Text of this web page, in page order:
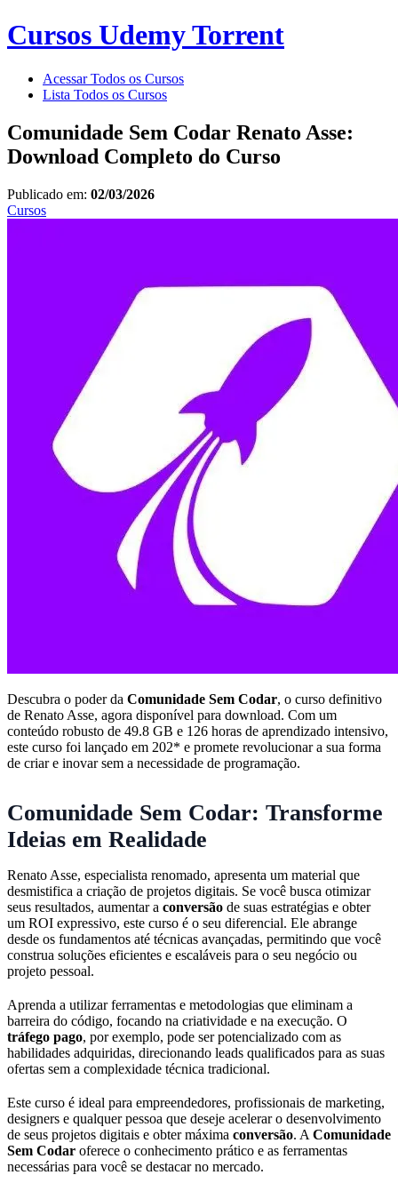
Cursos Udemy Torrent
Acessar Todos os Cursos
Lista Todos os Cursos
Comunidade Sem Codar Renato Asse:
Download Completo do Curso
Publicado em: 02/03/2026
Cursos
Descubra o poder da Comunidade Sem Codar, o curso definitivo
de Renato Asse, agora disponível para download. Com um
conteúdo robusto de 49.8 GB e 126 horas de aprendizado intensivo,
este curso foi lançado em 202* e promete revolucionar a sua forma
de criar e inovar sem a necessidade de programação.
Comunidade Sem Codar: Transforme
Ideias em Realidade
Renato Asse, especialista renomado, apresenta um material que
desmistifica a criação de projetos digitais. Se você busca otimizar
seus resultados, aumentar a conversão de suas estratégias e obter
um ROI expressivo, este curso é o seu diferencial. Ele abrange
desde os fundamentos até técnicas avançadas, permitindo que você
construa soluções eficientes e escaláveis para o seu negócio ou
projeto pessoal.
Aprenda a utilizar ferramentas e metodologias que eliminam a
barreira do código, focando na criatividade e na execução. O
tráfego pago, por exemplo, pode ser potencializado com as
habilidades adquiridas, direcionando leads qualificados para as suas
ofertas sem a complexidade técnica tradicional.
Este curso é ideal para empreendedores, profissionais de marketing,
designers e qualquer pessoa que deseje acelerar o desenvolvimento
de seus projetos digitais e obter máxima conversão. A Comunidade
Sem Codar oferece o conhecimento prático e as ferramentas
necessárias para você se destacar no mercado.